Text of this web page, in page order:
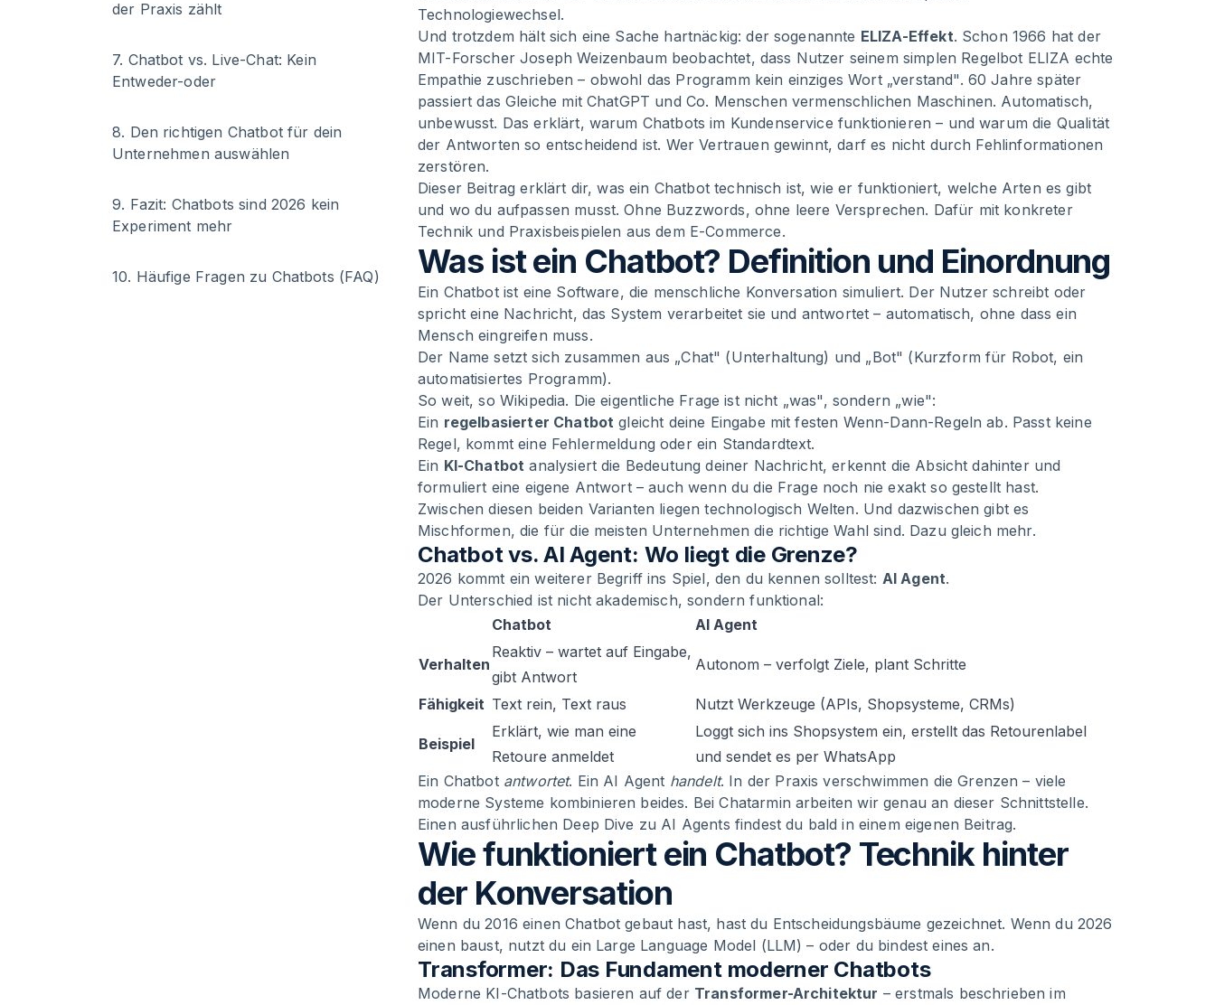
der Praxis zählt
7. Chatbot vs. Live-Chat: Kein
Entweder-oder
8. Den richtigen Chatbot für dein
Unternehmen auswählen
9. Fazit: Chatbots sind 2026 kein
Experiment mehr
10. Häufige Fragen zu Chatbots (FAQ)
Technologiewechsel.
Und trotzdem hält sich eine Sache hartnäckig: der sogenannte ELIZA-Effekt. Schon 1966 hat der
MIT-Forscher Joseph Weizenbaum beobachtet, dass Nutzer seinem simplen Regelbot ELIZA echte
Empathie zuschrieben – obwohl das Programm kein einziges Wort „verstand". 60 Jahre später
passiert das Gleiche mit ChatGPT und Co. Menschen vermenschlichen Maschinen. Automatisch,
unbewusst. Das erklärt, warum Chatbots im Kundenservice funktionieren – und warum die Qualität
der Antworten so entscheidend ist. Wer Vertrauen gewinnt, darf es nicht durch Fehlinformationen
zerstören.
Dieser Beitrag erklärt dir, was ein Chatbot technisch ist, wie er funktioniert, welche Arten es gibt
und wo du aufpassen musst. Ohne Buzzwords, ohne leere Versprechen. Dafür mit konkreter
Technik und Praxisbeispielen aus dem E-Commerce.
Was ist ein Chatbot? Definition und Einordnung
Ein Chatbot ist eine Software, die menschliche Konversation simuliert. Der Nutzer schreibt oder
spricht eine Nachricht, das System verarbeitet sie und antwortet – automatisch, ohne dass ein
Mensch eingreifen muss.
Der Name setzt sich zusammen aus „Chat" (Unterhaltung) und „Bot" (Kurzform für Robot, ein
automatisiertes Programm).
So weit, so Wikipedia. Die eigentliche Frage ist nicht „was", sondern „wie":
Ein regelbasierter Chatbot gleicht deine Eingabe mit festen Wenn-Dann-Regeln ab. Passt keine
Regel, kommt eine Fehlermeldung oder ein Standardtext.
Ein KI-Chatbot analysiert die Bedeutung deiner Nachricht, erkennt die Absicht dahinter und
formuliert eine eigene Antwort – auch wenn du die Frage noch nie exakt so gestellt hast.
Zwischen diesen beiden Varianten liegen technologisch Welten. Und dazwischen gibt es
Mischformen, die für die meisten Unternehmen die richtige Wahl sind. Dazu gleich mehr.
Chatbot vs. AI Agent: Wo liegt die Grenze?
2026 kommt ein weiterer Begriff ins Spiel, den du kennen solltest: AI Agent.
Der Unterschied ist nicht akademisch, sondern funktional:
Chatbot
AI Agent
Verhalten
Reaktiv – wartet auf Eingabe,
gibt Antwort
Autonom – verfolgt Ziele, plant Schritte
Fähigkeit Text rein, Text raus Nutzt Werkzeuge (APIs, Shopsysteme, CRMs)
Beispiel
Erklärt, wie man eine
Retoure anmeldet
Loggt sich ins Shopsystem ein, erstellt das Retourenlabel
und sendet es per WhatsApp
Ein Chatbot antwortet. Ein AI Agent handelt. In der Praxis verschwimmen die Grenzen – viele
moderne Systeme kombinieren beides. Bei Chatarmin arbeiten wir genau an dieser Schnittstelle.
Einen ausführlichen Deep Dive zu AI Agents findest du bald in einem eigenen Beitrag.
Wie funktioniert ein Chatbot? Technik hinter
der Konversation
Wenn du 2016 einen Chatbot gebaut hast, hast du Entscheidungsbäume gezeichnet. Wenn du 2026
einen baust, nutzt du ein Large Language Model (LLM) – oder du bindest eines an.
Transformer: Das Fundament moderner Chatbots
Moderne KI-Chatbots basieren auf der Transformer-Architektur – erstmals beschrieben im